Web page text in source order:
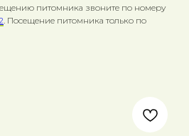
питомника звоните по номеру
. Посещение питомника только по